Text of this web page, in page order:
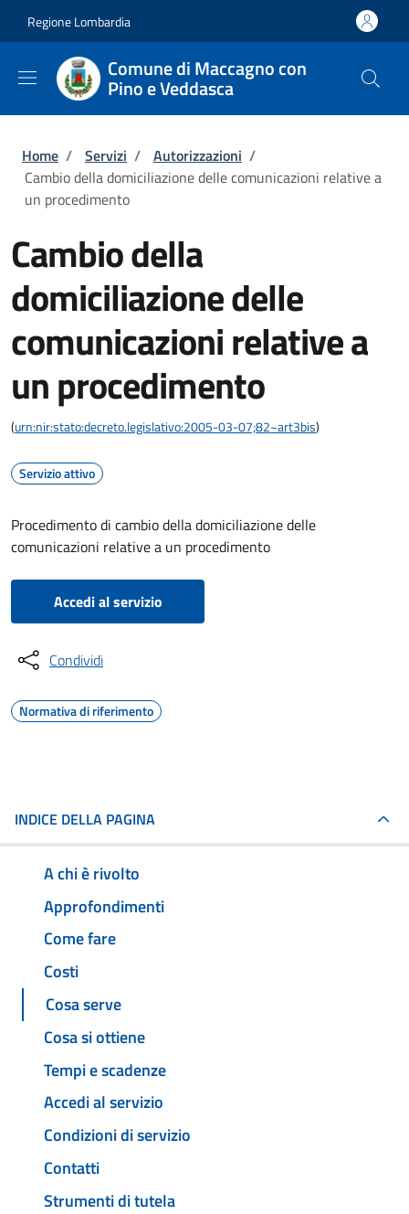
Regione Lombardia
Comune di Maccagno con
Pino e Veddasca
Briciole di pane
Home / Servizi / Autorizzazioni /
Cambio della domiciliazione delle comunicazioni relative a
un procedimento
Cambio della
domiciliazione delle
comunicazioni relative a
un procedimento
(urn:nir:stato:decreto.legislativo:2005-03-07;82~art3bis)
Servizio attivo
Procedimento di cambio della domiciliazione delle
comunicazioni relative a un procedimento
Accedi al servizio
Condividi
Normativa di riferimento
INDICE DELLA PAGINA
A chi è rivolto
Approfondimenti
Come fare
Costi
Cosa serve
Cosa si ottiene
Tempi e scadenze
Accedi al servizio
Condizioni di servizio
Contatti
Strumenti di tutela